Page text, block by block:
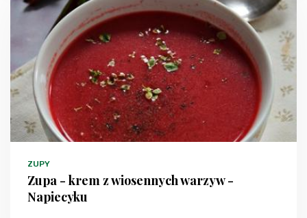
ZUPY
Zupa - krem z wiosennych warzyw -
Napiecyku